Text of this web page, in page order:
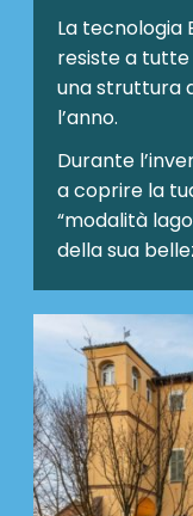
La tecnologia
resiste a
una struttura
l’anno.
Durante
a coprire la
“modalità
della sua